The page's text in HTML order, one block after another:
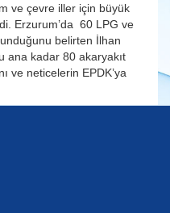
ve çevre iller için büyük
Erzurum’da 60 LPG ve
belirten İlhan
ana kadar 80 akaryakıt
ve neticelerin EPDK’ya